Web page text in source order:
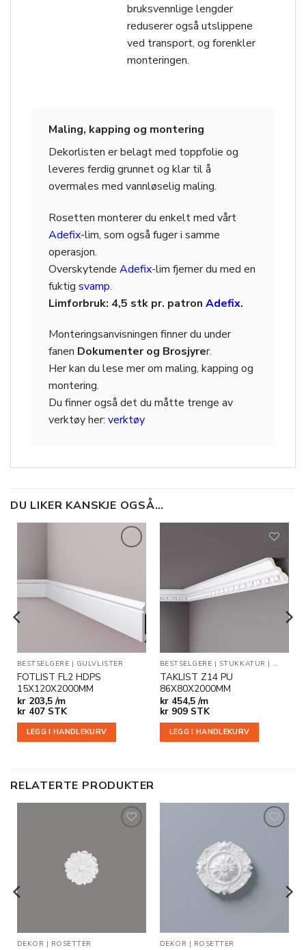
bruksvennlige lengder
reduserer også utslippene
ved transport, og forenkler
monteringen.
Maling, kapping og montering
Dekorlisten er belagt med toppfolie og
leveres ferdig grunnet og klar til å
overmales med vannløselig maling.
Rosetten monterer du enkelt med vårt
Adefix-lim, som også fuger i samme
operasjon.
Overskytende Adefix-lim fjerner du med en
fuktig svamp.
Limforbruk: 4,5 stk pr. patron Adefix.
Monteringsanvisningen finner du under
fanen Dokumenter og Brosjyrer.
Her kan du lese mer om maling, kapping og
montering.
Du finner også det du måtte trenge av
verktøy her: verktøy
DU LIKER KANSKJE OGSÅ…
ønskeliste
BESTSELGERE | GULVLISTER
FOTLIST FL2 HDPS
15X120X2000MM
kr203,5 /m
kr407 STK
LEGG I HANDLEKURV
Legg til
i
ønskeliste
BESTSELGERE | STUKKATUR |
TAKLIST Z14 PU
86X80X2000MM
kr454,5 /m
kr909 STK
LEGG I HANDLEKURV
RELATERTE PRODUKTER
DEKOR | ROSETTER
ønskeliste
DEKOR | ROSETTER